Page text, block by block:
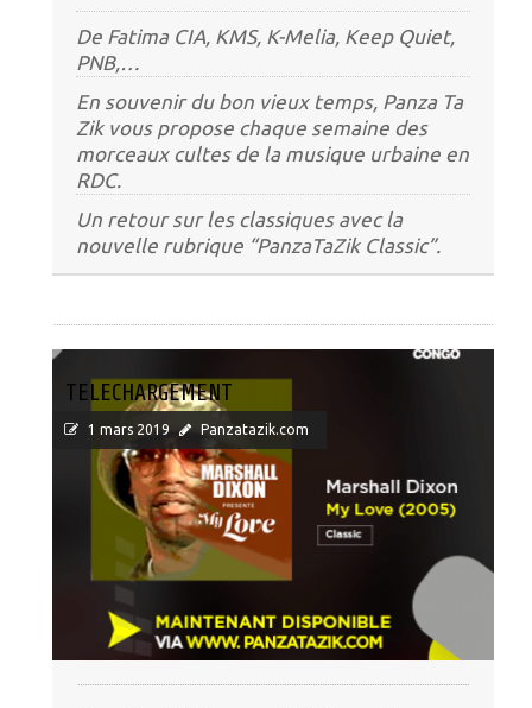
De Fatima CIA, KMS, K-Melia, Keep Quiet,
PNB,…
En souvenir du bon vieux temps, Panza Ta
Zik vous propose chaque semaine des
morceaux cultes de la musique urbaine en
RDC.
Un retour sur les classiques avec la
nouvelle rubrique “PanzaTaZik Classic”.
TELECHARGEMENT
1 mars 2019 Panzatazik.com